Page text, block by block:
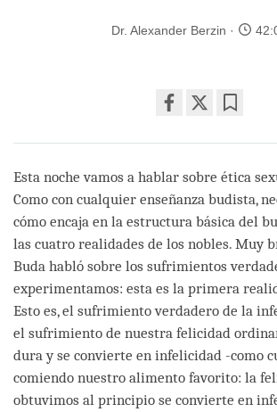
Dr. Alexander Berzin
on
facebook
Esta noche vamos a hablar sobre ética
Como con cualquier enseñanza budista,
cómo encaja en la estructura básica del
las cuatro realidades de los nobles. Muy
Buda habló sobre los sufrimientos
experimentamos: esta es la primera
Esto es, el sufrimiento verdadero de la
el sufrimiento de nuestra felicidad
dura y se convierte en infelicidad -como
comiendo nuestro alimento favorito: la
obtuvimos al principio se convierte en